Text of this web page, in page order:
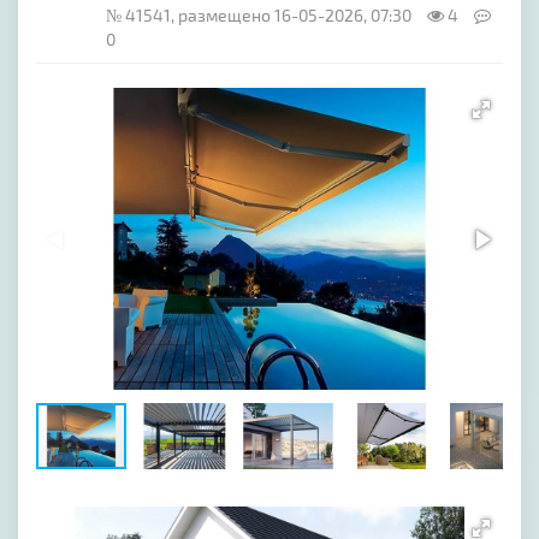
№ 41541, размещено 16-05-2026, 07:30
4
0